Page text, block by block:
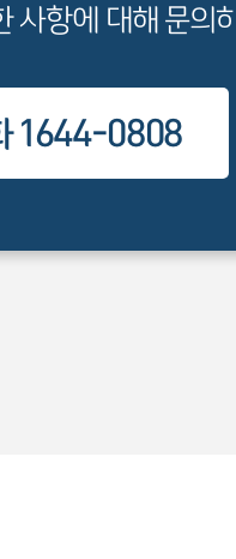
사항에 대해 문의
1644-0808